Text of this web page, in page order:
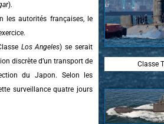
).
les autorités françaises, le
Los Angeles) se serait
discrète d’un transport de
du Japon. Selon les
surveillance quatre jours
Classe